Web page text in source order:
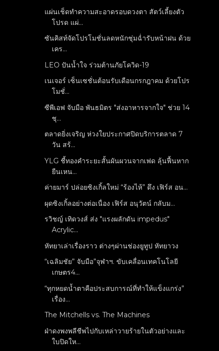
แผ่นเช็ดทำความสะอาดรอบดวงตา สัตว์เลี้ยงตัว
โปรด แผ่...
ซันคิสท์จัดโปรโมชั่นลดหนักชุ่มฉ่ำรับหน้าฝน ด้วย
เคร...
LEO ปันน้ำใจ ร่วมต้านภัยโควิด-19
เนเจอร์ เซ็นเซชั่นต้อนรับเดือนกรกฎาคม ด้วยโปร
โมชั่...
ซีพีเอฟ จับมือ พันธมิตร "ส่งอาหารจากใจ" ช่วย 14
ชุ...
ตลาดยิ่งเจริญ ห่วงใยประกาศปิดบริการตลาด 7
วัน สร้...
YLG ชี้ทองคำระยะสั้นผันผวนจากเฟด ลุ้นฟื้นหาก
ยืนเหน...
ค่ายมาร์ ปล่อยซิงเกิ้ลใหม่ “ร้องไห้” ดึง เฟิร์ส อน...
ผุดซิงเกิ้ลอย่างต่อเนื่อง เฟิร์ส อนุวัตน์ กลับม...
รวิชญ์ เทิดวงส์ ส่ง​ "แรงผลักดัน​ impedus"
Acrylic...
หัทยาเล่าเรื่องราว ต่างๆผ่านช่องยูทูป หัทยาวง
“เฉลิมชัย” จับมือ”จุฬาฯ. ขับเคลื่อนเทคโนโลยี
เกษตร4...
“ทุกหยดน้ำตาคือประสบการณ์ที่ทำให้แข็งแกร่ง”
เรื่อง...
The Mitchells vs. The Machines
ฝ่าดงพงพลีชีพไปกับเหล่าวายร้ายในตัวอย่างและ
ใบปิดให...